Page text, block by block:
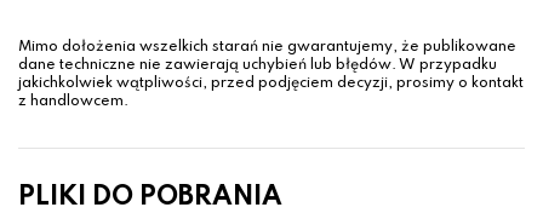
Mimo dołożenia wszelkich starań nie gwarantujemy, że publikowane
dane techniczne nie zawierają uchybień lub błędów. W przypadku
jakichkolwiek wątpliwości, przed podjęciem decyzji, prosimy o kontakt
z handlowcem.
PLIKI DO POBRANIA